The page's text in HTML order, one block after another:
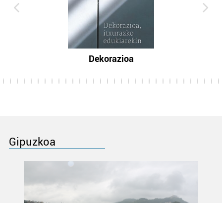
Dekorazioa
Gipuzkoa